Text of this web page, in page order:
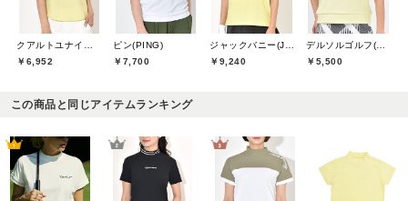
￥6,952
ピン(PING)
￥7,700
￥9,240
￥5,500
この商品と同じアイテムランキング